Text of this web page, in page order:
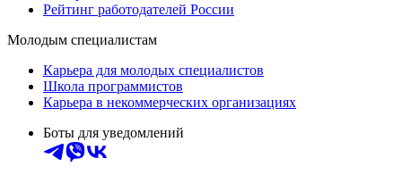
Рейтинг работодателей России
Молодым специалистам
Карьера для молодых специалистов
Школа программистов
Карьера в некоммерческих организациях
Боты для уведомлений